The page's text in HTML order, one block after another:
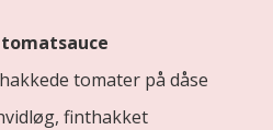
tomater på dåse
finthakket